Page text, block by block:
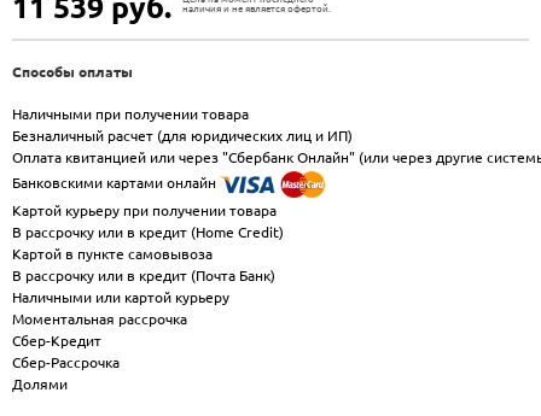
11 539 руб.
наличия и не является офертой.
Способы оплаты
Наличными при получении товара
Безналичный расчет (для юридических лиц и ИП)
Оплата квитанцией или через "Сбербанк Онлайн" (или через другие
Банковскими картами онлайн
Картой курьеру при получении товара
В рассрочку или в кредит (Home Credit)
Картой в пункте самовывоза
В рассрочку или в кредит (Почта Банк)
Наличными или картой курьеру
Моментальная рассрочка
Сбер-Кредит
Сбер-Рассрочка
Долями